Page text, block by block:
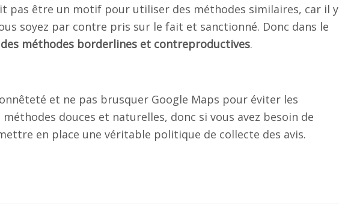
pas être un motif pour utiliser des méthodes similaires, car il y
soyez par contre pris sur le fait et sanctionné. Donc dans le
méthodes borderlines et contreproductives.
et ne pas brusquer Google Maps pour éviter les
douces et naturelles, donc si vous avez besoin de
en place une véritable politique de collecte des avis.